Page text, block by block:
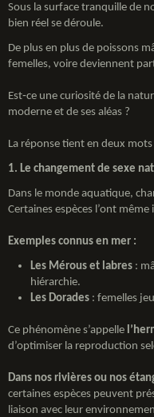
Sous la surface tranquille de
bien réel se déroule.
De plus en plus de poissons
femelles, voire deviennent
Est‑ce une curiosité de la
moderne et de ses aléas ?
La réponse tient en deux mots
1. Le changement de sexe
Dans le monde aquatique,
Certaines espèces l’ont
Exemples connus en mer :
Les Mérous et labres :
hiérarchie.
Les Dorades : femelles
Ce phénomène s’appelle
d’optimiser la reproduction
Dans nos rivières ou nos
certaines espèces peuvent
liaison avec leur